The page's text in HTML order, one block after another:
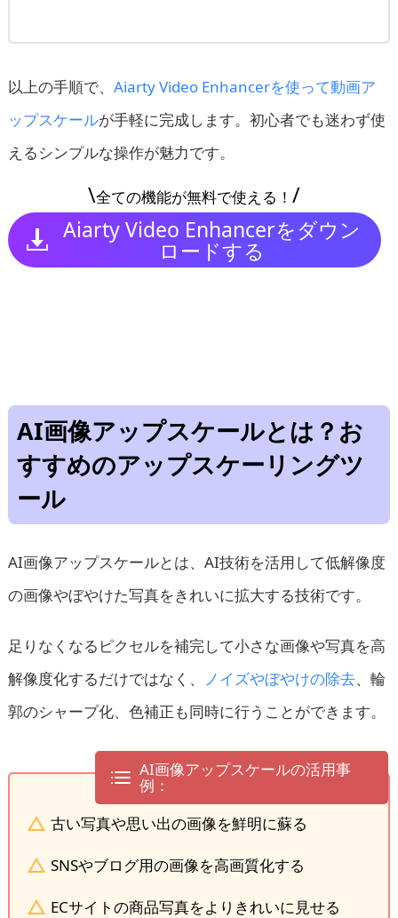
以上の手順で、 Aiarty Video Enhancerを使って動画ア
ップスケールが手軽に完成します。初心者でも迷わず使
えるシンプルな操作が魅力です。
\全ての機能が無料で使える！/
Aiarty Video Enhancerをダウン
ロードする
AI画像アップスケールとは？お
すすめのアップスケーリングツ
ール
AI画像アップスケールとは、AI技術を活用して低解像度
の画像やぼやけた写真をきれいに拡大する技術です。
足りなくなるピクセルを補完して小さな画像や写真を高
解像度化するだけではなく、
ノイズやぼやけの除去、輪
郭のシャープ化、色補正も同時に行うことができます。
AI画像アップスケールの活用事
例：
古い写真や思い出の画像を鮮明に蘇る
SNSやブログ用の画像を高画質化する
ECサイトの商品写真をよりきれいに見せる